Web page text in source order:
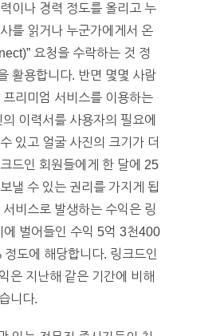
이나 경력 정도를 올리고 누
를 읽거나 누군가에게서 온
요청을 수락하는 것 정
활용합니다. 반면 몇몇 사람
리미엄 서비스를 이용하는
이력서를 사용자의 필요에
있고 얼굴 사진의 크기가 더
드인 회원들에게 한 달에 25
낼 수 있는 권리를 가지게 됩
비스로 발생하는 수익은 링
에 벌어들인 수익 5억 3천400
정도에 해당합니다. 링크드인
은 지난해 같은 기간에 비해
니다.